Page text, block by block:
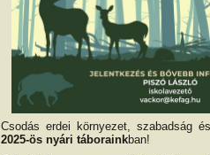
Csodás erdei környezet, szabadság
2025-ös nyári táborainkban!